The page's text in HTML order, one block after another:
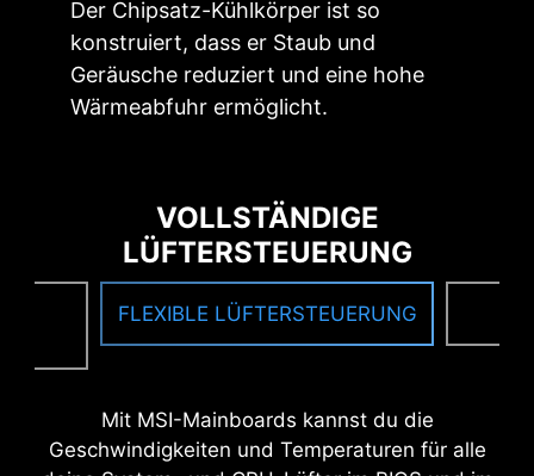
Der Chipsatz-Kühlkörper ist so
konstruiert, dass er Staub und
Geräusche reduziert und eine hohe
Wärmeabfuhr ermöglicht.
VOLLSTÄNDIGE
LÜFTERSTEUERUNG
FLEXIBLE LÜFTERSTEUERUNG
Mit MSI-Mainboards kannst du die
Geschwindigkeiten und Temperaturen für alle
OPTIMIERTE LEITERPLATTEN
Das PCB-Design wurde für höhere Bandbreiten
Leitungen noch zuverlässiger wird.
Sobald Sie mit dem Internet verbunden sind,
erkennt der MSI Treiber-Utility-Installer
automatisch geeignete Treiber und
Dienstprogramme und präsentiert sie. Mit nur
Bitte stellen Sie sicher, dass Sie mit dem Internet
verbunden sind, da der Treiber-Utility-Installer
andernfalls nicht automatisch gestartet wird.
*Der MSI Treiber-Utility-Installer wird in Windows 11